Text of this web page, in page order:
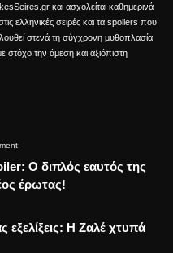
και ασχολείται καθημερινά
ελληνικές σειρές και τα spoilers που
στενά τη σύγχρονη μυθοπλασία
στόχο την άμεση και αξιόπιστη
-
Ο διπλός εαυτός της
έρωτας!
εξελίξεις: Η Ζαλέ χτυπά